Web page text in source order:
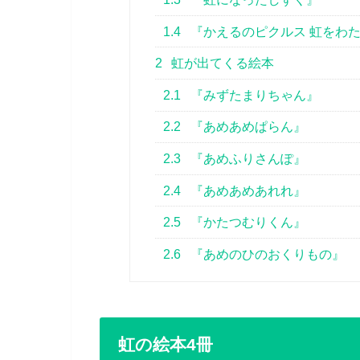
1.4 『かえるのピクルス 虹をわ
2 虹が出てくる絵本
2.1 『みずたまりちゃん』
2.2 『あめあめぱらん』
2.3 『あめふりさんぽ』
2.4 『あめあめあれれ』
2.5 『かたつむりくん』
2.6 『あめのひのおくりもの』
虹の絵本4冊